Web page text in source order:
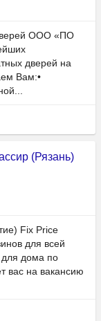
ООО «ПО
дверей на
Вам:•
(Рязань)
Fix Price
для всей
для дома по
вас на вакансию